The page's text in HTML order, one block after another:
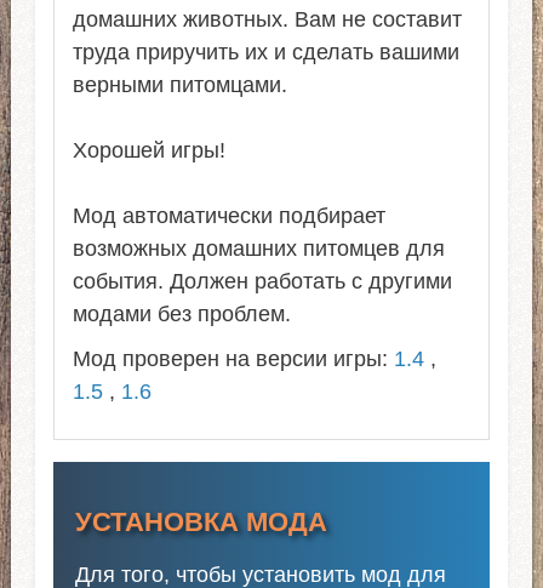
домашних животных. Вам не составит
труда приручить их и сделать вашими
верными питомцами.
Хорошей игры!
Мод автоматически подбирает
возможных домашних питомцев для
события. Должен работать с другими
модами без проблем.
Мод проверен на версии игры: 1.4,
1.5, 1.6
УСТАНОВКА МОДА
Для того, чтобы установить мод для